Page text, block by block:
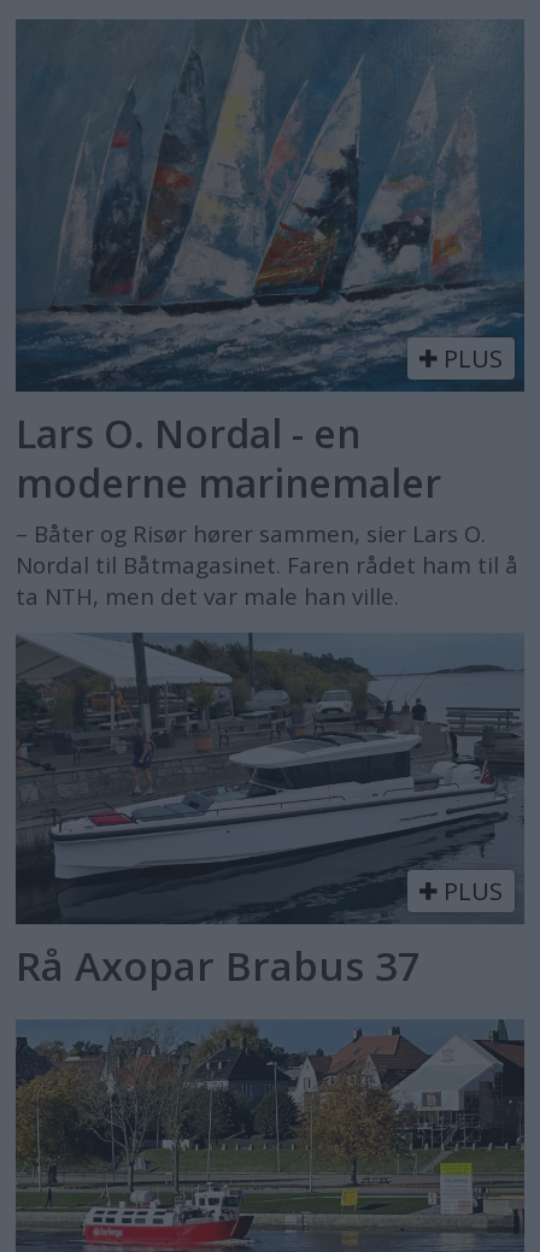
PLUS
Lars O. Nordal - en
moderne marinemaler
– Båter og Risør hører sammen, sier Lars O.
Nordal til Båtmagasinet. Faren rådet ham til å
ta NTH, men det var male han ville.
PLUS
Rå Axopar Brabus 37